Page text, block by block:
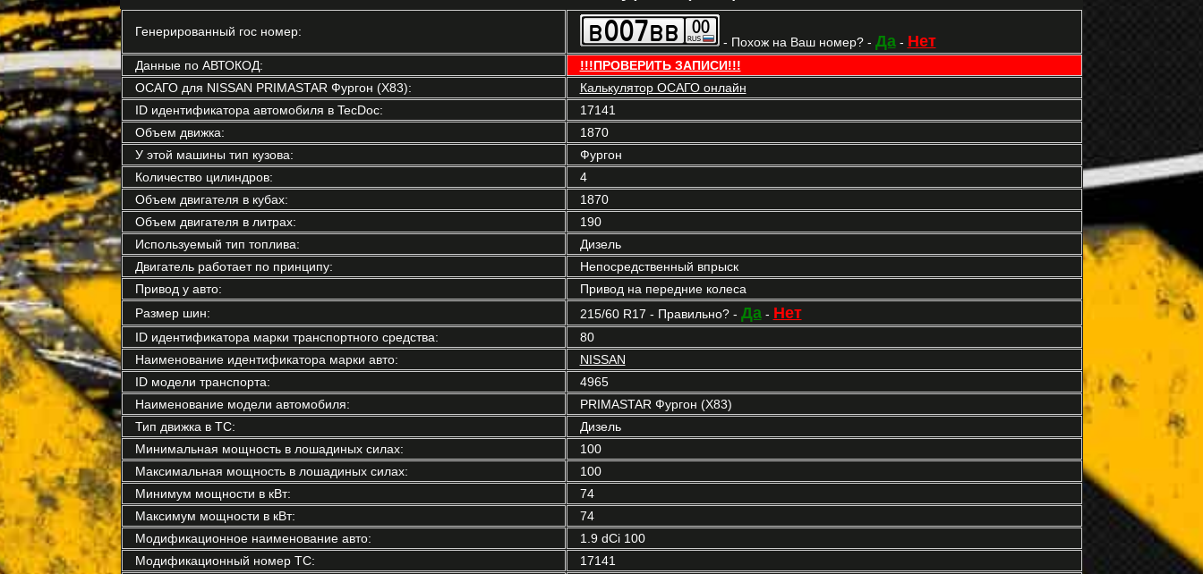
Генерированный гос номер:
- Похож на Ваш номер? - Да- Нет
Данные по АВТОКОД:
!!!ПРОВЕРИТЬ ЗАПИСИ!!!
ОСАГО для NISSAN PRIMASTAR Фургон (X83):
Калькулятор ОСАГО онлайн
ID идентификатора автомобиля в TecDoc:
17141
Объем движка:
1870
У этой машины тип кузова:
Фургон
Количество цилиндров:
4
Объем двигателя в кубах:
1870
Объем двигателя в литрах:
190
Используемый тип топлива:
Дизель
Двигатель работает по принципу:
Непосредственный впрыск
Привод у авто:
Привод на передние колеса
Размер шин:
215/60 R17 - Правильно? - Да- Нет
ID идентификатора марки транспортного средства:
80
Наименование идентификатора марки авто:
NISSAN
ID модели транспорта:
4965
Наименование модели автомобиля:
PRIMASTAR Фургон (X83)
Тип движка в ТС:
Дизель
Минимальная мощность в лошадиных силах:
100
Максимальная мощность в лошадиных силах:
100
Минимум мощности в кВт:
74
Максимум мощности в кВт:
74
Модификационное наименование авто:
1.9 dCi 100
Модификационный номер ТС:
17141